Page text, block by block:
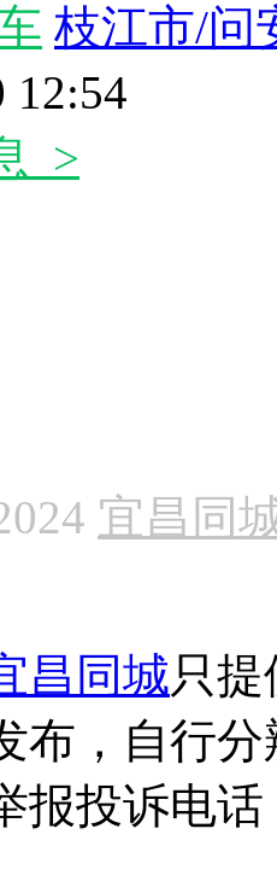
枝江市/问
12:54
>
宜昌同
昌同城只
布，自行
报投诉电话